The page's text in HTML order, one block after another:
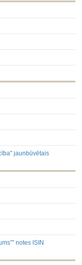
jaunbūvētais
notes ISIN